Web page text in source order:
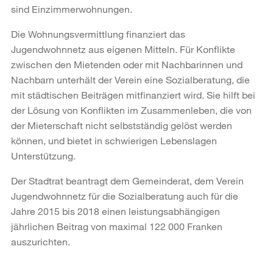
sind Einzimmerwohnungen.
Die Wohnungsvermittlung finanziert das
Jugendwohnnetz aus eigenen Mitteln. Für Konflikte
zwischen den Mietenden oder mit Nachbarinnen und
Nachbarn unterhält der Verein eine Sozialberatung, die
mit städtischen Beiträgen mitfinanziert wird. Sie hilft bei
der Lösung von Konflikten im Zusammenleben, die von
der Mieterschaft nicht selbstständig gelöst werden
können, und bietet in schwierigen Lebenslagen
Unterstützung.
Der Stadtrat beantragt dem Gemeinderat, dem Verein
Jugendwohnnetz für die Sozialberatung auch für die
Jahre 2015 bis 2018 einen leistungsabhängigen
jährlichen Beitrag von maximal 122 000 Franken
auszurichten.